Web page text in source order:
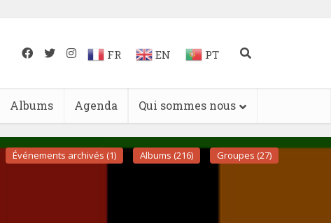
FR EN PT
Albums Agenda Qui sommes nous
Événements archivés (1) Albums (216) Groupes (27)